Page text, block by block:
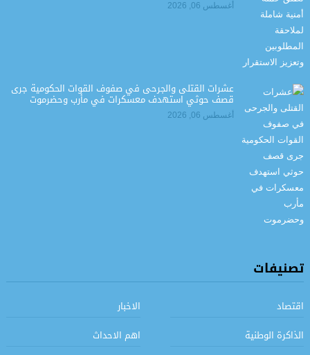
أغسطس 06, 2026
عشرات القتلى والجرحى في صفوف القوات الحكومية جرى
قصف حوثي استهدف معسكرات في مأرب وحضرموت
أغسطس 06, 2026
تصنيفات
اقتصاد
الاخبار
الذاكرة الوطنية
اهم الاحداث